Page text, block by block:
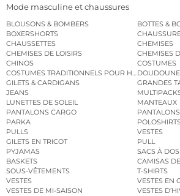
Mode masculine et chaussures
BLOUSONS & BOMBERS
BOTTES &
BOXERSHORTS
CHAUSSETTES
CHEMISES
CHEMISES DE LOISIRS
CHEMISES
CHINOS
COSTUMES
COSTUMES TRADITIONNELS POUR HOMME
GILETS & CARDIGANS
GRANDES
JEANS
LUNETTES DE SOLEIL
MANTEAUX
PANTALONS CARGO
PARKA
PULLS
VESTES
GILETS EN TRICOT
PULL
PYJAMAS
SACS À DOS
BASKETS
CAMISAS
SOUS-VÊTEMENTS
T-SHIRTS
VESTES
VESTES EN
VESTES DE MI-SAISON
VESTES